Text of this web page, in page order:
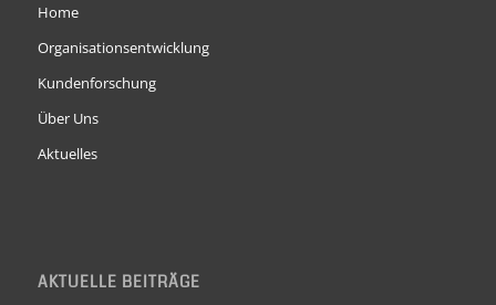
Home
Organisationsentwicklung
Kundenforschung
Über Uns
Aktuelles
AKTUELLE BEITRÄGE